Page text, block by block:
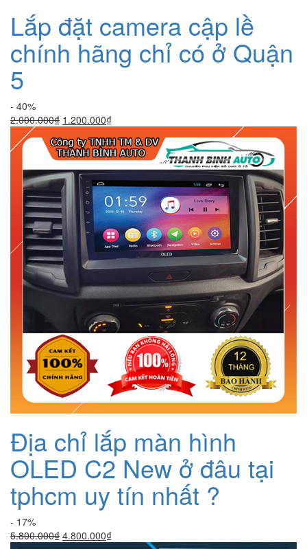
Lắp đặt camera cập lề
chính hãng chỉ có ở Quận
5
- 40%
2.000.000₫ Giá
là:
2.000.000₫.
1.200.000₫Giá
tại
là:
1.200.000₫.
Địa chỉ lắp màn hình
OLED C2 New ở đâu tại
tphcm uy tín nhất ?
- 17%
5.800.000₫ Giá
4.800.000₫Giá